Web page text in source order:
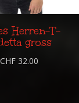
Herren-T-
gross
CHF32.00